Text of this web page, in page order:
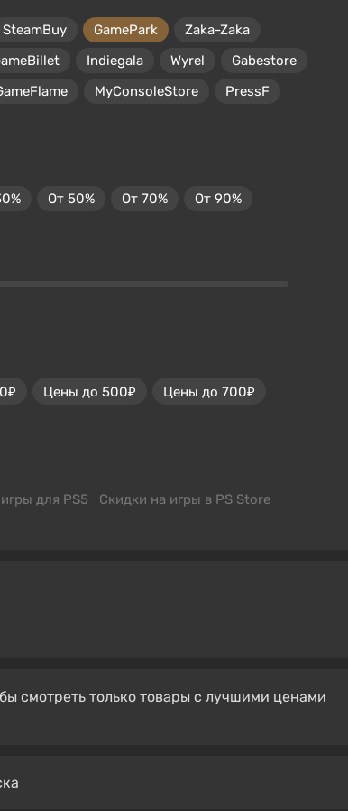
SteamBuy GamePark
Zaka-Zaka
Indiegala Wyrel
Gabestore
MyConsoleStore
PressF
От 50% От 70% От 90%
Цены до 500₽
Цены до 700₽
для PS5
Скидки на игры в PS Store
смотреть только товары с лучшими ценами